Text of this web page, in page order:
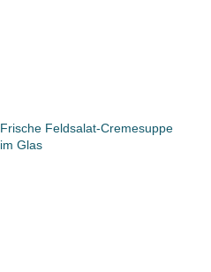
Frische Feldsalat-Cremesuppe
im Glas